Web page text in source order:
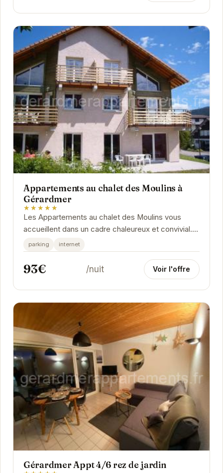
Appartements au chalet des Moulins à
Gérardmer
★★★★★
Les Appartements au chalet des Moulins vous
accueillent dans un cadre chaleureux et convivial.
Profitez d'un séjour reposant dans des
appartements...
parking internet
93€ /nuit Voir l'offre
Gérardmer Appt 4/6 rez de jardin